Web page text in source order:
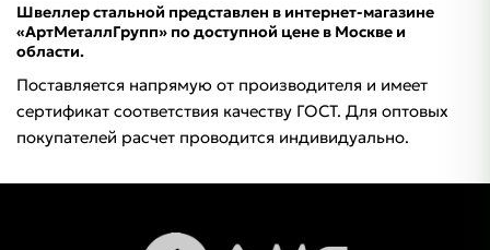
Швеллер стальной представлен в интернет-магазине
«АртМеталлГрупп» по доступной цене в Москве и
области.
Поставляется напрямую от производителя и имеет
сертификат соответствия качеству ГОСТ. Для оптовых
покупателей расчет проводится индивидуально.